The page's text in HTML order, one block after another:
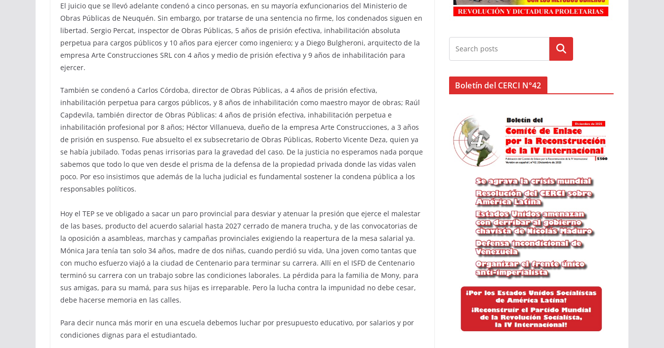
El juicio que se llevó adelante condenó a cinco personas, en su mayoría exfuncionarios del Ministerio de
Obras Públicas de Neuquén. Sin embargo, por tratarse de una sentencia no firme, los condenados siguen en
libertad. Sergio Percat, inspector de Obras Públicas, 5 años de prisión efectiva, inhabilitación absoluta
perpetua para cargos públicos y 10 años para ejercer como ingeniero; y a Diego Bulgheroni, arquitecto de la
empresa Arte Construcciones SRL con 4 años y medio de prisión efectiva y 9 años de inhabilitación para
ejercer.
También se condenó a Carlos Córdoba, director de Obras Públicas, a 4 años de prisión efectiva,
inhabilitación perpetua para cargos públicos, y 8 años de inhabilitación como maestro mayor de obras; Raúl
Capdevila, también director de Obras Públicas: 4 años de prisión efectiva, inhabilitación perpetua e
inhabilitación profesional por 8 años; Héctor Villanueva, dueño de la empresa Arte Construcciones, a 3 años
de prisión en suspenso. Fue absuelto el ex subsecretario de Obras Públicas, Roberto Vicente Deza, quien ya
se había jubilado. Todas penas irrisorias para la gravedad del caso. De la justicia no esperamos nada porque
sabemos que todo lo que ven desde el prisma de la defensa de la propiedad privada donde las vidas valen
poco. Por eso insistimos que además de la lucha judicial es fundamental sostener la condena pública a los
responsables políticos.
Hoy el TEP se ve obligado a sacar un paro provincial para desviar y atenuar la presión que ejerce el malestar
de las bases, producto del acuerdo salarial hasta 2027 cerrado de manera trucha, y de las convocatorias de
la oposición a asambleas, marchas y campañas provinciales exigiendo la reapertura de la mesa salarial ya.
Mónica Jara tenía tan solo 34 años, madre de dos niñas, cuando perdió su vida, Una joven como tantas que
con mucho esfuerzo viajó a la ciudad de Centenario para terminar su carrera. Allí en el ISFD de Centenario
terminó su carrera con un trabajo sobre las condiciones laborales. La pérdida para la familia de Mony, para
sus amigas, para su mamá, para sus hijas es irreparable. Pero la lucha contra la impunidad no debe cesar,
debe hacerse memoria en las calles.
Para decir nunca más morir en una escuela debemos luchar por presupuesto educativo, por salarios y por
condiciones dignas para el estudiantado.
Buscar
Boletín del CERCI N°42